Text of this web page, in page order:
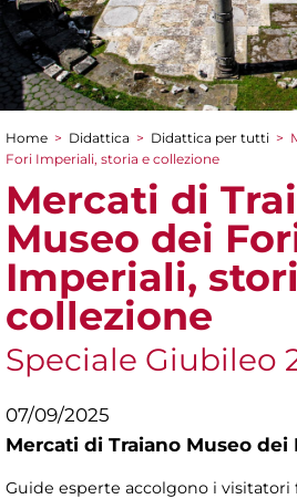
Tu sei qui
Home > Didattica > Didattica per tutti >
Fori Imperiali, storia e collezione
Mercati di
Museo dei
Imperiali,
collezione
Speciale Giubileo
07/09/2025
Mercati di Traiano Museo
Guide esperte accolgono i